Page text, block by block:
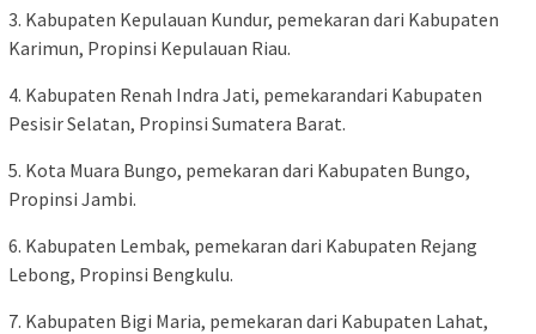
3. Kabupaten Kepulauan Kundur, pemekaran dari Kabupaten
Karimun, Propinsi Kepulauan Riau.
4. Kabupaten Renah Indra Jati, pemekarandari Kabupaten
Pesisir Selatan, Propinsi Sumatera Barat.
5. Kota Muara Bungo, pemekaran dari Kabupaten Bungo,
Propinsi Jambi.
6. Kabupaten Lembak, pemekaran dari Kabupaten Rejang
Lebong, Propinsi Bengkulu.
7. Kabupaten Bigi Maria, pemekaran dari Kabupaten Lahat,